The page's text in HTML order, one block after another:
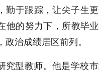
于跟踪，让尖子生
的努力下，所教毕
治成绩居区前列。
究型教师。他是学校